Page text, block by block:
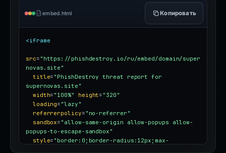
embed.html Копировать
<iframe
src= "https://phishdestroy.io/ru/embed/domain/super
novas.site"
title= "PhishDestroy threat report for
supernovas.site"
width= "100%" height= "320"
loading= "lazy"
referrerpolicy= "no-referrer"
sandbox= "allow-same-origin allow-popups allow-
popups-to-escape-sandbox"
style= "border:0;border-radius:12px;max-